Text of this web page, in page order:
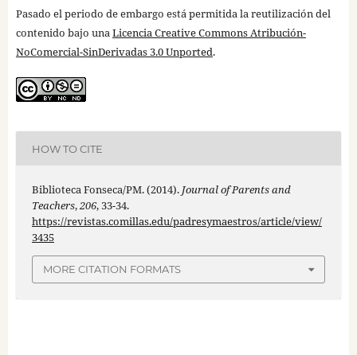
Pasado el periodo de embargo está permitida la reutilización del
contenido bajo unaLicencia Creative Commons Atribución-
NoComercial-SinDerivadas 3.0 Unported.
HOW TO CITE
Biblioteca Fonseca/PM. (2014). Journal of Parents and
Teachers,206, 33-34.
https://revistas.comillas.edu/padresymaestros/article/view/
3435
MORE CITATION FORMATS